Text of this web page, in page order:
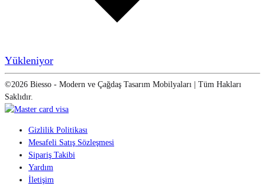
Yükleniyor
©2026 Biesso - Modern ve Çağdaş Tasarım Mobilyaları | Tüm Hakları
Saklıdır.
Gizlilik Politikası
Mesafeli Satış Sözleşmesi
Sipariş Takibi
Yardım
İletişim